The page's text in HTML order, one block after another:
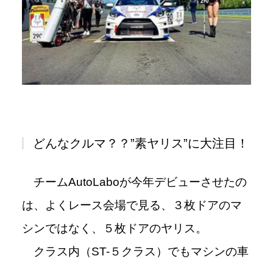
どんなクルマ？？”素ヤリス”に大注目！
チームAutoLaboが今年デビューさせたの
は、
よくレース会場で見る、３枚ドアのマ
シンではなく、５枚ドアのヤリス。
クラス内（ST-５クラス）でもマシンの車